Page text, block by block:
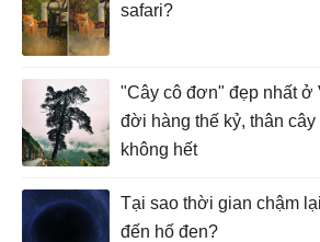
safari?
"Cây cô đơn" đẹp nhất ở
đời hàng thế kỷ, thân
không hết
Tại sao thời gian chậm
đến hố đen?